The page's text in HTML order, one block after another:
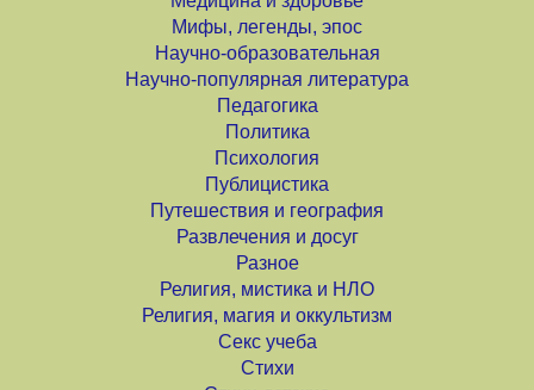
Мифы, легенды, эпос
Научно-образовательная
Научно-популярная литература
Педагогика
Политика
Психология
Публицистика
Путешествия и география
Развлечения и досуг
Разное
Религия, мистика и НЛО
Религия, магия и оккультизм
Секс учеба
Стихи